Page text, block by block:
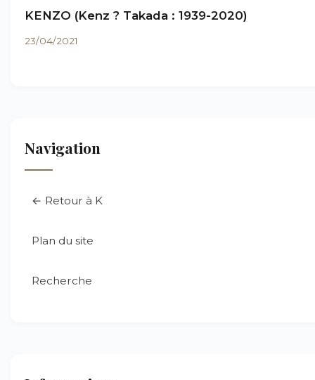
KENZO (Kenz ? Takada : 1939-2020)
23/04/2021
Navigation
← Retour à K
Plan du site
Recherche